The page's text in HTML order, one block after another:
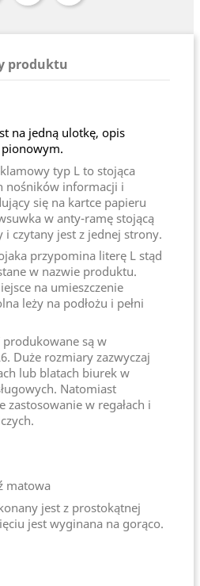
produktu
na jedną ulotkę, opis
pionowym.
typ L to stojąca
nośników informacji i
się na kartce papieru
w anty-ramę stojącą
czytany jest z jednej strony.
przypomina literę L stąd
w nazwie produktu.
na umieszczenie
leży na podłożu i pełni
produkowane są w
Duże rozmiary zazwyczaj
lub blatach biurek w
Natomiast
zastosowanie w regałach i
matowa
jest z prostokątnej
jest wyginana na gorąco.